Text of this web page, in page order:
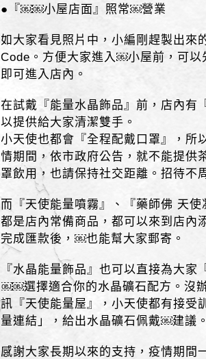
●『￼￼小屋店面』照常￼營業
如大家看見照片中，小編剛趕製出來
Code。方便大家進入￼小屋前，可
即可進入店內。
在試戴『能量水晶飾品』前，店內有
以提供給大家清潔雙手。
小天使也都會『全程配戴口罩』，所
情期間，依市政府公告，就不能提供
罩飲用，也請保持社交距離。招待不
而『天使能量噴霧』、『藥師佛 天
都是店內常備商品，都可以來到店內
完成匯款後，￼也能幫大家郵寄。
『水晶能量飾品』也可以直接為大
￼￼選擇適合你的水晶礦石配方。沒
訊『天使能量屋』，小天使都有接
量連結」，給出水晶礦石佩戴￼建議
感謝大家長期以來的支持，疫情期間